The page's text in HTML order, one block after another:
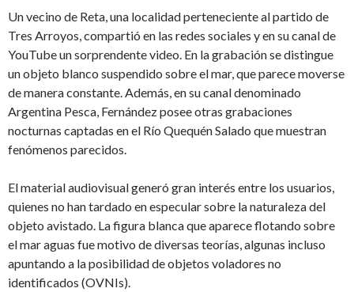
Un vecino de Reta, una localidad perteneciente al partido de
Tres Arroyos, compartió en las redes sociales y en su canal de
YouTube un sorprendente video. En la grabación se distingue
un objeto blanco suspendido sobre el mar, que parece moverse
de manera constante. Además, en su canal denominado
Argentina Pesca, Fernández posee otras grabaciones
nocturnas captadas en el Río Quequén Salado que muestran
fenómenos parecidos.
El material audiovisual generó gran interés entre los usuarios,
quienes no han tardado en especular sobre la naturaleza del
objeto avistado. La figura blanca que aparece flotando sobre
el mar aguas fue motivo de diversas teorías, algunas incluso
apuntando a la posibilidad de objetos voladores no
identificados (OVNIs).